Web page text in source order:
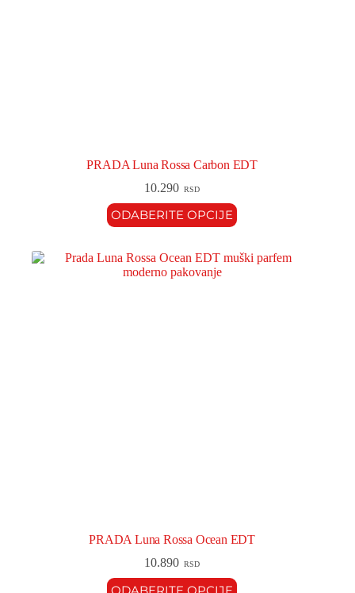
PRADA Luna Rossa Carbon EDT
10.290 RSD
ODABERITE OPCIJE
PRADA Luna Rossa Ocean EDT
10.890 RSD
ODABERITE OPCIJE